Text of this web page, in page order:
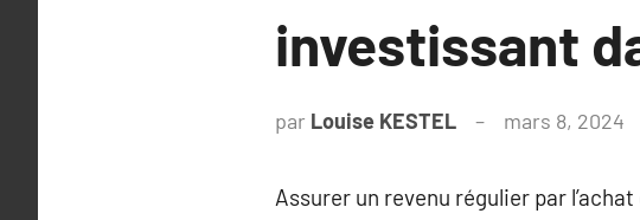
investissant
par Louise KESTEL mars 8, 2024
Assurer un revenu régulier par